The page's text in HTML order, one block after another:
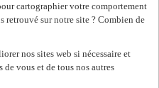
cartographier votre comportement
retrouvé sur notre site ? Combien de
nos sites web si nécessaire et
de vous et de tous nos autres